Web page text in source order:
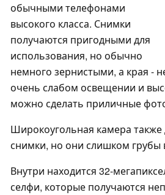
обычными телефонами
высокого класса. Снимки
получаются пригодными для
использования, но обычно
немного зернистыми, а края -
очень слабом освещении и
можно сделать приличные
Широкоугольная камера также
снимки, но они слишком грубы
Внутри находится 32-
селфи, которые получаются